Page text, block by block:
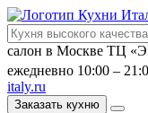
салон в Москве ТЦ
ежедневно 10:00 –
italy.ru
Заказать кухню